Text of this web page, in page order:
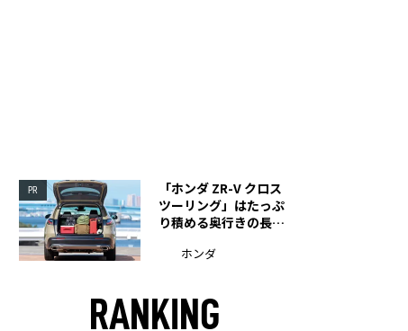
PR
「ホンダ ZR-V クロス
ツーリング」はたっぷ
り積める奥行きの長い
ホンダ
RANKING